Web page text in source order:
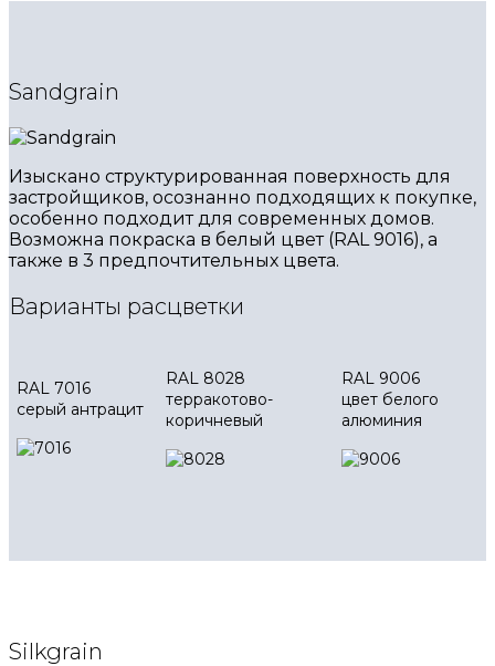
Sandgrain
Изыскано структурированная поверхность для
застройщиков, осознанно подходящих к покупке,
особенно подходит для современных домов.
Возможна покраска в белый цвет (RAL 9016), а
также в 3 предпочтительных цвета.
Варианты расцветки
RAL 7016
серый антрацит
RAL 8028
терракотово-
коричневый
RAL 9006
цвет белого
алюминия
Silkgrain